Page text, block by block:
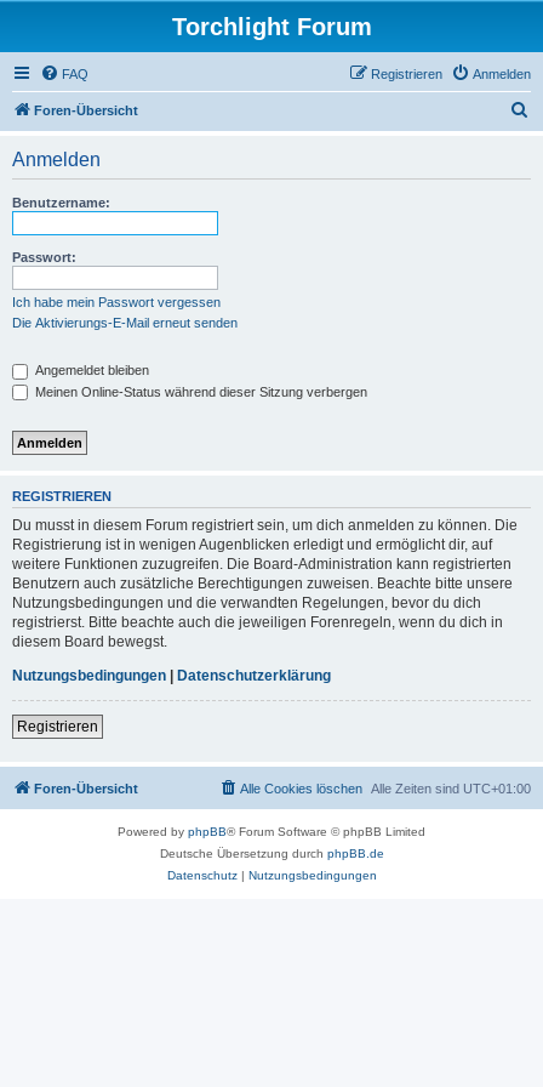
Torchlight Forum
FAQ Anmelden
Registrieren
Foren-Übersicht
Anmelden
Benutzername:
Passwort:
Ich habe mein Passwort vergessen
Die Aktivierungs-E-Mail erneut senden
Angemeldet bleiben
Meinen Online-Status während dieser Sitzung verbergen
REGISTRIEREN
Du musst in diesem Forum registriert sein, um dich anmelden zu können. Die
Registrierung ist in wenigen Augenblicken erledigt und ermöglicht dir, auf
weitere Funktionen zuzugreifen. Die Board-Administration kann registrierten
Benutzern auch zusätzliche Berechtigungen zuweisen. Beachte bitte unsere
Nutzungsbedingungen und die verwandten Regelungen, bevor du dich
registrierst. Bitte beachte auch die jeweiligen Forenregeln, wenn du dich in
diesem Board bewegst.
Nutzungsbedingungen | Datenschutzerklärung
Registrieren
Foren-Übersicht Alle Zeiten sind UTC+01:00
Alle Cookies löschen
Powered by phpBB® Forum Software © phpBB Limited
Deutsche Übersetzung durch phpBB.de
Datenschutz| Nutzungsbedingungen